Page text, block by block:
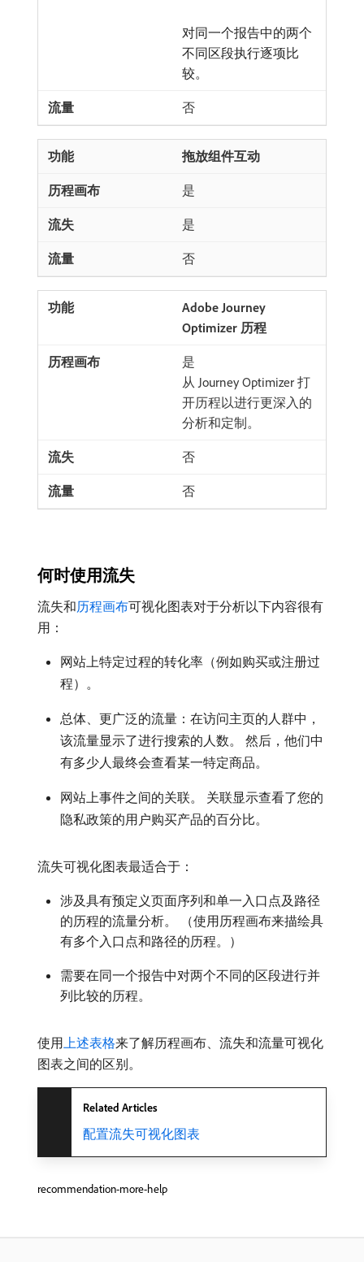
对同一个报告中的两个
不同区段执行逐项比
较。
否
拖放组件互动
是
是
否
Adobe Journey
Optimizer 历程
是
从 Journey Optimizer 打
开历程以进行更深入的
分析和定制。
否
否
何时使用流失
流失和历程画布可视化图表对于分析以下内容很有
用：
网站上特定过程的转化率（例如购买或注册过
程）。
总体、更广泛的流量：在访问主页的人群中，
该流量显示了进行搜索的人数。 然后，他们中
有多少人最终会查看某一特定商品。
网站上事件之间的关联。 关联显示查看了您的
隐私政策的用户购买产品的百分比。
流失可视化图表最适合于：
涉及具有预定义页面序列和单一入口点及路径
的历程的流量分析。 （使用历程画布来描绘具
有多个入口点和路径的历程。）
需要在同一个报告中对两个不同的区段进行并
列比较的历程。
使用上述表格来了解历程画布、流失和流量可视化
图表之间的区别。
Related Articles
配置流失可视化图表
recommendation-more-help